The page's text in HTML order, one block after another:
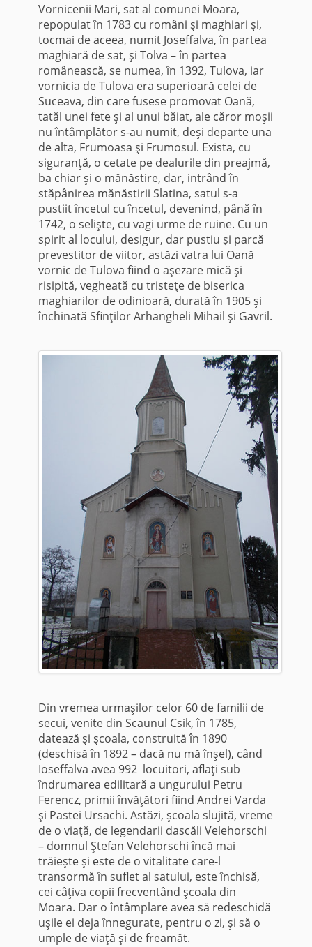
Vornicenii Mari, sat al comunei Moara,
repopulat în 1783 cu români şi maghiari şi,
tocmai de aceea, numit Joseffalva, în partea
maghiară de sat, şi Tolva – în partea
românească, se numea, în 1392, Tulova, iar
vornicia de Tulova era superioară celei de
Suceava, din care fusese promovat Oană,
tatăl unei fete şi al unui băiat, ale căror moşii
nu întâmplător s-au numit, deşi departe una
de alta, Frumoasa şi Frumosul. Exista, cu
siguranţă, o cetate pe dealurile din preajmă,
ba chiar şi o mănăstire, dar, intrând în
stăpânirea mănăstirii Slatina, satul s-a
pustiit încetul cu încetul, devenind, până în
1742, o selişte, cu vagi urme de ruine. Cu un
spirit al locului, desigur, dar pustiu şi parcă
prevestitor de viitor, astăzi vatra lui Oană
vornic de Tulova fiind o aşezare mică şi
risipită, vegheată cu tristeţe de biserica
maghiarilor de odinioară, durată în 1905 şi
închinată Sfinţilor Arhangheli Mihail şi Gavril.
Din vremea urmaşilor celor 60 de familii de
secui, venite din Scaunul Csik, în 1785,
datează şi şcoala, construită în 1890
(deschisă în 1892 – dacă nu mă înşel), când
Ioseffalva avea 992 locuitori, aflaţi sub
îndrumarea edilitară a ungurului Petru
Ferencz, primii învăţători fiind Andrei Varda
şi Pastei Ursachi. Astăzi, şcoala slujită, vreme
de o viaţă, de legendarii dascăli Velehorschi
– domnul Ştefan Velehorschi încă mai
trăieşte şi este de o vitalitate care-l
transormă în suflet al satului, este închisă,
cei câţiva copii frecventând şcoala din
Moara. Dar o întâmplare avea să redeschidă
uşile ei deja înnegurate, pentru o zi, şi să o
umple de viaţă şi de freamăt.